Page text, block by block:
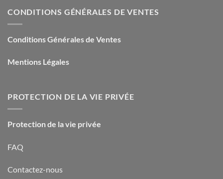
CONDITIONS GÉNÉRALES DE VENTES
Conditions Générales de Ventes
Mentions Légales
PROTECTION DE LA VIE PRIVÉE
Protection de la vie privée
FAQ
Contactez-nous